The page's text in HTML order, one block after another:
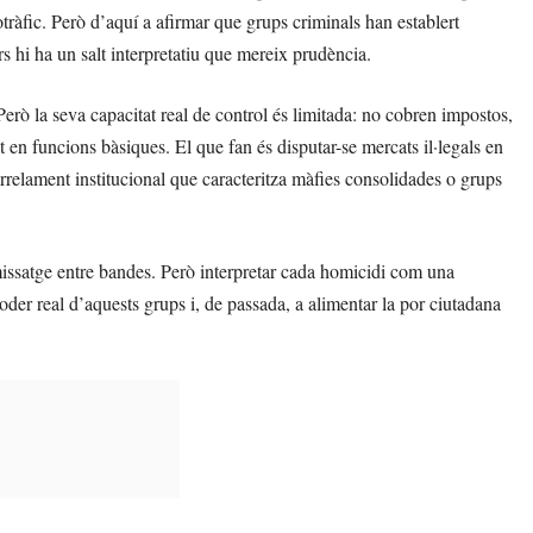
Però d’aquí a afirmar que grups criminals han establert
hi ha un salt interpretatiu que mereix prudència.
la seva capacitat real de control és limitada: no cobren impostos,
funcions bàsiques. El que fan és disputar-se mercats il·legals en
institucional que caracteritza màfies consolidades o grups
entre bandes. Però interpretar cada homicidi com una
real d’aquests grups i, de passada, a alimentar la por ciutadana